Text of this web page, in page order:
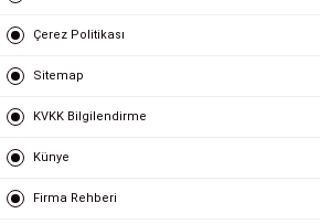
Çerez Politikası
Sitemap
KVKK Bilgilendirme
Künye
Firma Rehberi